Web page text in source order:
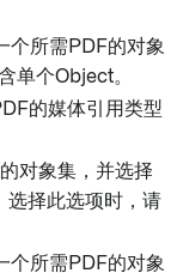
个所需PDF的对象
单个Object。
的媒体引用类型
对象集，并选择
选择此选项时，请
个所需PDF的对象